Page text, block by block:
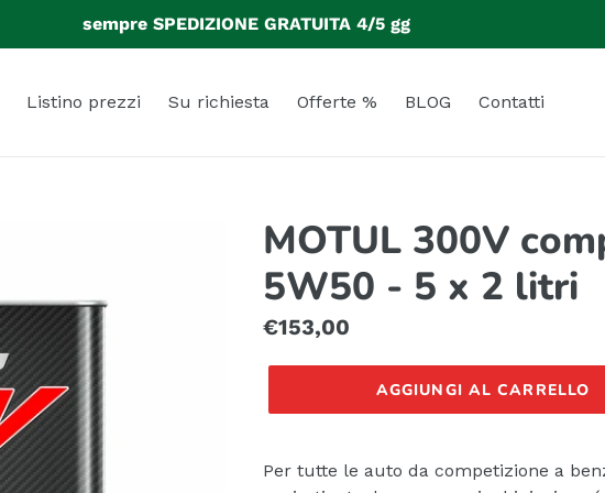
sempre SPEDIZIONE GRATUITA 4/5 gg
Listino prezzi Su richiesta Offerte % BLOG Contatti
MOTUL 300V
5W50 - 5 x 2 litri
Prezzo
di
€153,00
AGGIUNGI AL CARRELLO
Per tutte le auto da competizione a